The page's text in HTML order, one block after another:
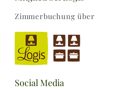
Zimmerbuchung über
Social Media